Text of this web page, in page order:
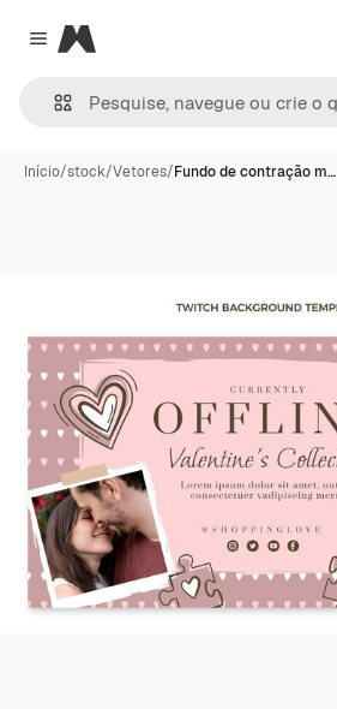
Close menu
Magnific
Início/stock/Vetores/Fundo de contração m…